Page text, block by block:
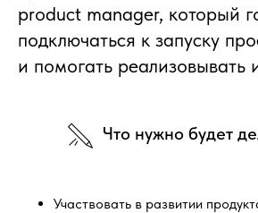
product manager, который
подключаться к запуску
и помогать реализовывать
Что нужно будет
Участвовать в развитии